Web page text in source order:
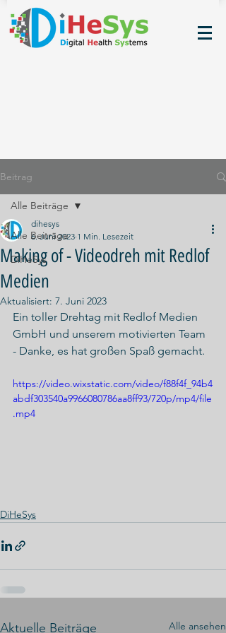
Beitrag
Alle Beiträge
DiHeSys
Alle Beiträge
Making of - Videodreh mit Redlof
Medien
dihesys
6. Juni 2023 1 Min. Lesezeit
Aktualisiert: 7. Juni 2023
Ein toller Drehtag mit Redlof Medien
GmbH und unserem motivierten Team
- Danke, es hat großen Spaß gemacht.
https://video.wixstatic.com/video/f88f4f_94b4
abdf303540a9966080786aa8ff93/720p/mp4/file
.mp4
DiHeSys
Aktuelle Beiträge Alle ansehen